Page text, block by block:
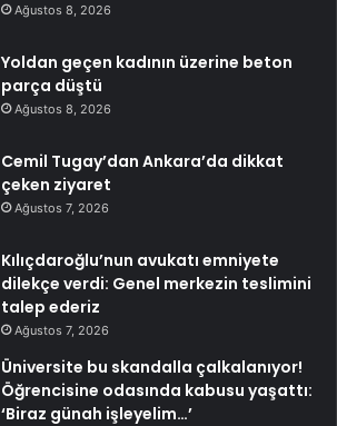
Ağustos 8, 2026
Yoldan geçen kadının üzerine beton
parça düştü
Ağustos 8, 2026
Cemil Tugay’dan Ankara’da dikkat
çeken ziyaret
Ağustos 7, 2026
Kılıçdaroğlu’nun avukatı emniyete
dilekçe verdi: Genel merkezin teslimini
talep ederiz
Ağustos 7, 2026
Üniversite bu skandalla çalkalanıyor!
Öğrencisine odasında kabusu yaşattı:
‘Biraz günah işleyelim…’